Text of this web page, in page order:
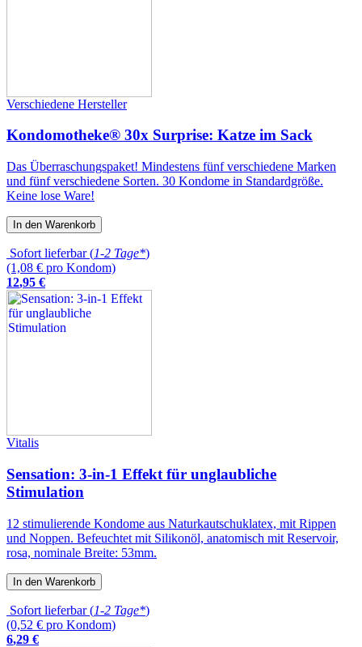
Verschiedene Hersteller
Kondomotheke® 30x Surprise: Katze im Sack
Das Überraschungspaket! Mindestens fünf verschiedene Marken
und fünf verschiedene Sorten. 30 Kondome in Standardgröße.
Keine lose Ware!
In den Warenkorb
Sofort lieferbar (1-2 Tage*)
(1,08 € pro Kondom)
12,95 €
Vitalis
Sensation: 3-in-1 Effekt für unglaubliche
Stimulation
12 stimulierende Kondome aus Naturkautschuklatex, mit Rippen
und Noppen. Befeuchtet mit Silikonöl, anatomisch mit Reservoir,
rosa, nominale Breite: 53mm.
In den Warenkorb
Sofort lieferbar (1-2 Tage*)
(0,52 € pro Kondom)
6,29 €